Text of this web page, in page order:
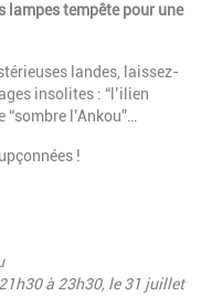
lampes tempête pour une
landes, laissez-
insolites : “l’ilien
l’Ankou”…
!
à 23h30, le 31 juillet